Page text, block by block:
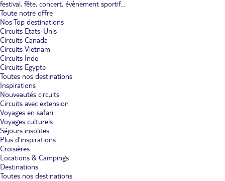
festival, fête, concert, évènement sportif...
Toute notre offre
Nos Top destinations
Circuits Etats-Unis
Circuits Canada
Circuits Vietnam
Circuits Inde
Circuits Egypte
Toutes nos destinations
Inspirations
Nouveautés circuits
Circuits avec extension
Voyages en safari
Voyages culturels
Séjours insolites
Plus d'inspirations
Croisières
Locations & Campings
Destinations
Toutes nos destinations